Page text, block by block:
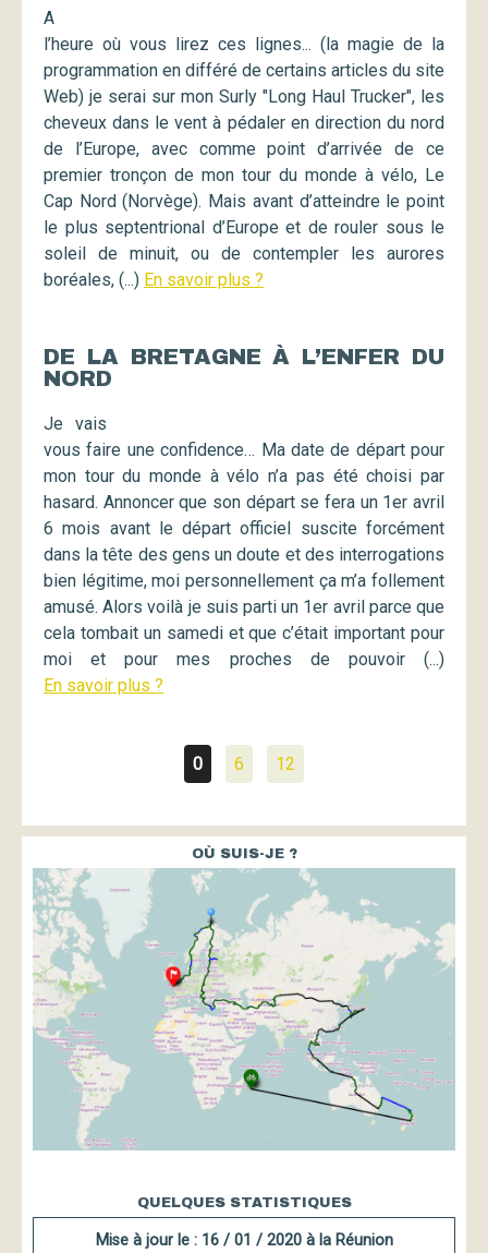
A
l’heure où vous lirez ces lignes... (la magie de la
programmation en différé de certains articles du site
Web) je serai sur mon Surly "Long Haul Trucker", les
cheveux dans le vent à pédaler en direction du nord
de l’Europe, avec comme point d’arrivée de ce
premier tronçon de mon tour du monde à vélo, Le
Cap Nord (Norvège). Mais avant d’atteindre le point
le plus septentrional d’Europe et de rouler sous le
soleil de minuit, ou de contempler les aurores
boréales, (...) En savoir plus ?
DE LA BRETAGNE À L’ENFER DU
NORD
Je vais
vous faire une confidence… Ma date de départ pour
mon tour du monde à vélo n’a pas été choisi par
hasard. Annoncer que son départ se fera un 1er avril
6 mois avant le départ officiel suscite forcément
dans la tête des gens un doute et des interrogations
bien légitime, moi personnellement ça m’a follement
amusé. Alors voilà je suis parti un 1er avril parce que
cela tombait un samedi et que c’était important pour
moi et pour mes proches de pouvoir (...)
En savoir plus ?
0 6 12
OÙ SUIS-JE ?
QUELQUES STATISTIQUES
Mise à jour le : 16 / 01 / 2020 à la Réunion